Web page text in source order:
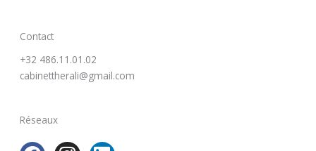
Contact
+32 486.11.01.02
cabinettherali@gmail.com
Réseaux